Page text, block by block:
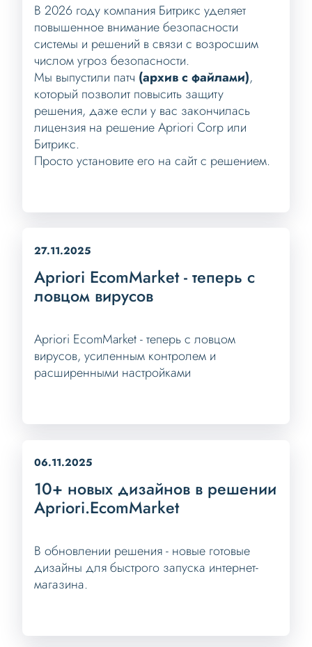
В 2026 году компания Битрикс уделяет
повышенное внимание безопасности
системы и решений в связи с возросшим
числом угроз безопасности.
Мы выпустили патч (архив с файлами),
который позволит повысить защиту
решения, даже если у вас закончилась
лицензия на решение Apriori Corp или
Битрикс.
Просто установите его на сайт с решением.
27.11.2025
Apriori EcomMarket - теперь с
ловцом вирусов
Apriori EcomMarket - теперь с ловцом
вирусов, усиленным контролем и
расширенными настройками
06.11.2025
10+ новых дизайнов в решении
Apriori.EcomMarket
В обновлении решения - новые готовые
дизайны для быстрого запуска интернет-
магазина.